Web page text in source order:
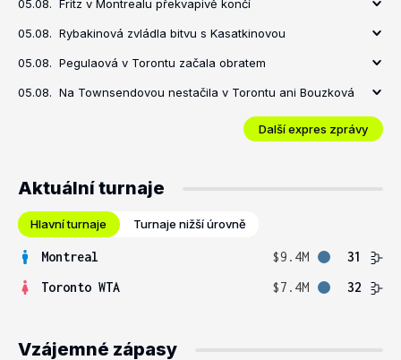
05.08. Fritz v Montrealu překvapivě končí
05.08. Rybakinová zvládla bitvu s Kasatkinovou
05.08. Pegulaová v Torontu začala obratem
05.08. Na Townsendovou nestačila v Torontu ani Bouzková
Další expres zprávy
Aktuální turnaje
Hlavní turnaje Turnaje nižší úrovně
Montreal $9.4M
31
Toronto WTA
$7.4M 32
Vzájemné zápasy